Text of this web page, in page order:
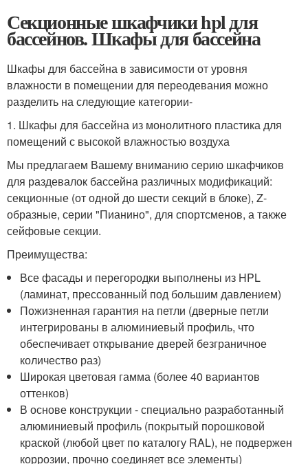
Секционные шкафчики hpl для
бассейнов. Шкафы для бассейна
Шкафы для бассейна в зависимости от уровня
влажности в помещении для переодевания можно
разделить на следующие категории-
1. Шкафы для бассейна из монолитного пластика для
помещений с высокой влажностью воздуха
Мы предлагаем Вашему вниманию серию шкафчиков
для раздевалок бассейна различных модификаций:
секционные (от одной до шести секций в блоке), Z-
образные, серии "Пианино", для спортсменов, а также
сейфовые секции.
Преимущества:
Все фасады и перегородки выполнены из HPL
(ламинат, прессованный под большим давлением)
Пожизненная гарантия на петли (дверные петли
интегрированы в алюминиевый профиль, что
обеспечивает открывание дверей безграничное
количество раз)
Широкая цветовая гамма (более 40 вариантов
оттенков)
В основе конструкции - специально разработанный
алюминиевый профиль (покрытый порошковой
краской (любой цвет по каталогу RAL), не подвержен
коррозии, прочно соединяет все элементы)